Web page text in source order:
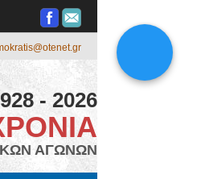
- 2026
ΑΓΩΝΩΝ